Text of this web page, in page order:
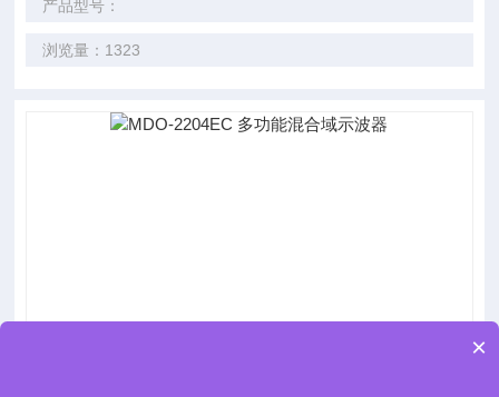
产品型号：
浏览量：1323
×